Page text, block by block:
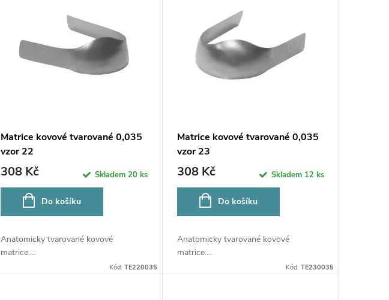
Matrice kovové tvarované 0,035
vzor 22
308 Kč Skladem 20 ks
Do košíku
Anatomicky tvarované kovové
matrice....
Kód: TE220035
Matrice kovové tvarované 0,035
vzor 23
308 Kč Skladem 12 ks
Do košíku
Anatomicky tvarované kovové
matrice....
Kód: TE230035